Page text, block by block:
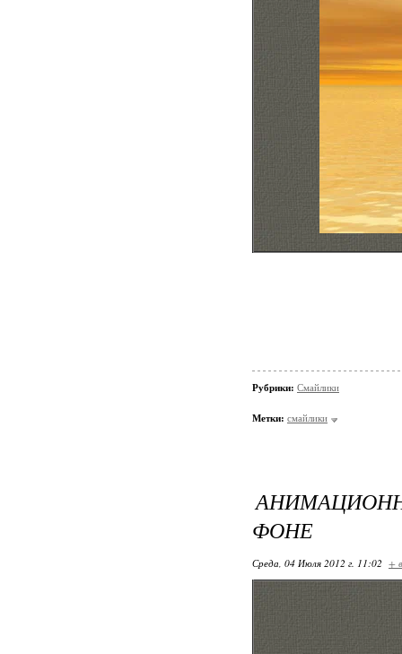
Рубрики: Смайлики
Метки: смайлики
ФОНЕ
Среда, 04 Июля 2012 г. 11:02 +